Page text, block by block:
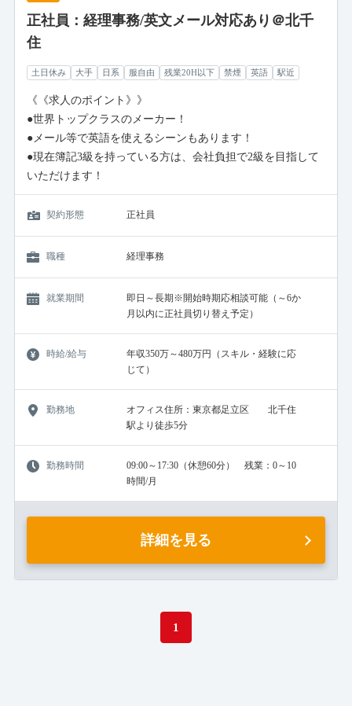
正社員：経理事務/英文メール対応あり＠北千
住
土日休み 大手 日系 服自由 残業20H以下 禁煙 英語 駅近
《《求人のポイント》》
●世界トップクラスのメーカー！
●メール等で英語を使えるシーンもあります！
●現在簿記3級を持っている方は、会社負担で2級を目指して
いただけます！
契約形態 正社員
職種 経理事務
就業期間
即日～長期※開始時期応相談可能（～6か
月以内に正社員切り替え予定）
時給/給与
年収350万～480万円（スキル・経験に応
じて）
勤務地
オフィス住所：東京都足立区 北千住
駅より徒歩5分
勤務時間
09:00～17:30（休憩60分） 残業：0～10
時間/月
詳細を見る
1